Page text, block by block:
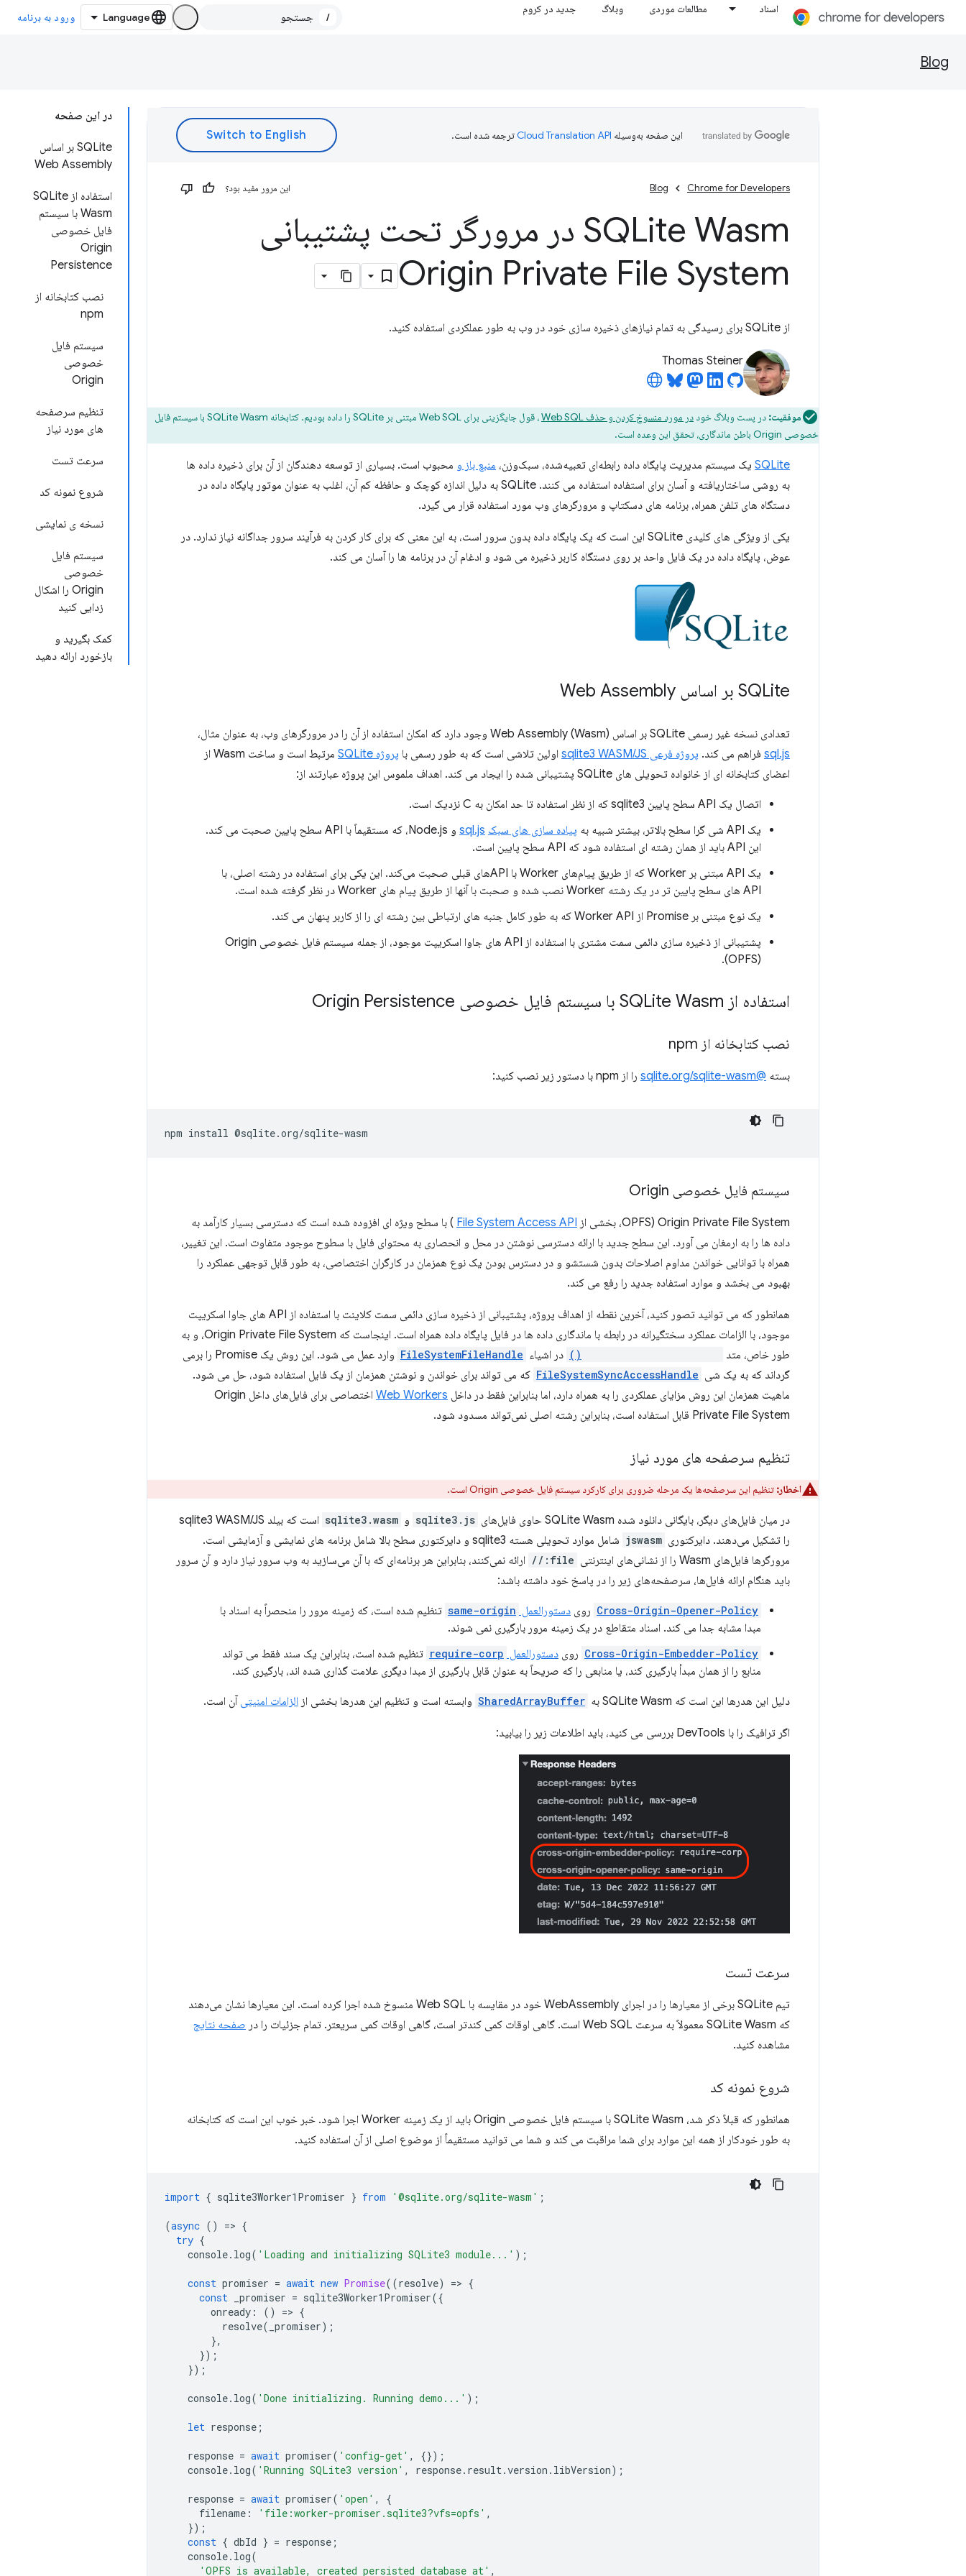
اسناد مطالعات موردی وبلاگ جدید در کروم
/ ورود به برنامه
Blog
در این صفحه
SQLite بر اساس
Web Assembly
استفاده از SQLite
Wasm با سیستم
فایل خصوصی
Origin
Persistence
نصب کتابخانه از
npm
سیستم فایل
خصوصی
Origin
تنظیم سرصفحه
های مورد نیاز
سرعت تست
شروع نمونه کد
نسخه ی نمایشی
سیستم فایل
خصوصی
Origin را اشکال
زدایی کنید
کمک بگیرید و
بازخورد ارائه دهید
این صفحه به‌وسیله ترجمه شده است.
Chrome for Developers
Blog این مرور مفید بود؟
SQLite Wasm در مرورگر تحت پشتیبانی
Origin Private File System
از SQLite برای رسیدگی به تمام نیازهای ذخیره سازی خود در وب به طور عملکردی استفاده کنید.
Thomas Steiner
موفقیت: در پست وبلاگ خود در مورد منسوخ کردن و حذف Web SQL
، قول جایگزینی برای Web SQL مبتنی بر SQLite را داده بودیم. کتابخانه SQLite Wasm با سیستم فایل
خصوصی Origin باطن ماندگاری، تحقق این وعده است.
SQLite یک سیستم مدیریت پایگاه داده رابطه‌ای تعبیه‌شده، سبک‌وزن، منبع باز و محبوب است. بسیاری از توسعه دهندگان از آن برای ذخیره داده ها
به روشی ساختاریافته و آسان برای استفاده استفاده می کنند. SQLite به دلیل اندازه کوچک و حافظه کم آن، اغلب به عنوان موتور پایگاه داده در
دستگاه های تلفن همراه، برنامه های دسکتاپ و مرورگرهای وب مورد استفاده قرار می گیرد.
یکی از ویژگی های کلیدی SQLite این است که یک پایگاه داده بدون سرور است، به این معنی که برای کار کردن به فرآیند سرور جداگانه نیاز ندارد. در
عوض، پایگاه داده در یک فایل واحد بر روی دستگاه کاربر ذخیره می شود و ادغام آن در برنامه ها را آسان می کند.
SQLite بر اساس Web Assembly
تعدادی نسخه غیر رسمی SQLite بر اساس Web Assembly (Wasm) وجود دارد که امکان استفاده از آن را در مرورگرهای وب، به عنوان مثال،
sql.js فراهم می کند. پروژه فرعی sqlite3 WASM/JS اولین تلاشی است که به طور رسمی با پروژه SQLite
مرتبط است و ساخت Wasm از
اعضای کتابخانه ای از خانواده تحویلی های SQLite پشتیبانی شده را ایجاد می کند. اهداف ملموس این پروژه عبارتند از:
اتصال یک API سطح پایین sqlite3 که از نظر استفاده تا حد امکان به C نزدیک است.
یک API شی گرا سطح بالاتر، بیشتر شبیه به
پیاده سازی های سبک sql.js
و Node.js، که مستقیماً با API سطح پایین صحبت می کند.
این API باید از همان رشته ای استفاده شود که API سطح پایین است.
یک API مبتنی بر Worker که از طریق پیام‌های Worker با APIهای قبلی صحبت می‌کند. این یکی برای استفاده در رشته اصلی، با
API های سطح پایین تر در یک رشته Worker نصب شده و صحبت با آنها از طریق پیام های Worker در نظر گرفته شده است.
یک نوع مبتنی بر Promise از Worker API که به طور کامل جنبه های ارتباطی بین رشته ای را از کاربر پنهان می کند.
پشتیبانی از ذخیره سازی دائمی سمت مشتری با استفاده از API های جاوا اسکریپت موجود، از جمله سیستم فایل خصوصی Origin
(OPFS).
استفاده از SQLite Wasm با سیستم فایل خصوصی Origin Persistence
نصب کتابخانه از npm
بسته @sqlite.org/sqlite-wasm را از npm با دستور زیر نصب کنید:
npm install
سیستم فایل خصوصی Origin
Origin Private File System (OPFS، بخشی از File System Access API ) با سطح ویژه ای افزوده شده است که دسترسی بسیار کارآمد به
داده ها را به ارمغان می آورد. این سطح جدید با ارائه دسترسی نوشتن در محل و انحصاری به محتوای فایل با سطوح موجود متفاوت است. این تغییر،
همراه با توانایی خواندن مداوم اصلاحات بدون شستشو و در دسترس بودن یک نوع همزمان در کارگران اختصاصی، به طور قابل توجهی عملکرد را
بهبود می بخشد و موارد استفاده جدید را رفع می کند.
همانطور که می توانید تصور کنید، آخرین نقطه از اهداف پروژه، پشتیبانی از ذخیره سازی دائمی سمت کلاینت با استفاده از API های جاوا اسکریپت
موجود، با الزامات عملکرد سختگیرانه در رابطه با ماندگاری داده ها در فایل پایگاه داده همراه است. اینجاست که Origin Private File System، و به
طور خاص، متد
در اشیاء FileSystemFileHandle
وارد عمل می شود. این روش یک Promise را برمی
گرداند که به یک شی FileSystemSyncAccessHandle که می تواند برای خواندن و نوشتن همزمان از یک فایل استفاده شود، حل می شود.
ماهیت همزمان این روش مزایای عملکردی را به همراه دارد، اما بنابراین فقط در داخل Web Workers
اختصاصی برای فایل‌های داخل Origin
Private File System قابل استفاده است، بنابراین رشته اصلی نمی‌تواند مسدود شود.
تنظیم سرصفحه های مورد نیاز
اخطار: تنظیم این سرصفحه‌ها یک مرحله ضروری برای کارکرد سیستم فایل خصوصی Origin است.
در میان فایل‌های دیگر، بایگانی دانلود شده SQLite Wasm حاوی فایل‌های sqlite3.js و sqlite3.wasm
است که بیلد sqlite3 WASM/JS
را تشکیل می‌دهند. دایرکتوری jswasm
شامل موارد تحویلی هسته sqlite3 و دایرکتوری سطح بالا شامل برنامه های نمایشی و آزمایشی است.
مرورگرها فایل‌های Wasm را از نشانی‌های اینترنتی
file://
ارائه نمی‌کنند، بنابراین هر برنامه‌ای که با آن می‌سازید به وب سرور نیاز دارد و آن سرور
باید هنگام ارائه فایل‌ها، سرصفحه‌های زیر را در پاسخ خود داشته باشد:
Cross-Origin-Opener-Policy روی دستورالعمل same-origin تنظیم شده است، که زمینه مرور را منحصراً به اسناد با
مبدا مشابه جدا می کند. اسناد متقاطع در یک زمینه مرور بارگیری نمی شوند.
Cross-Origin-Embedder-Policy روی دستورالعمل require-corp تنظیم شده است، بنابراین یک سند فقط می تواند
منابع را از همان مبدأ بارگیری کند، یا منابعی را که صریحاً به عنوان قابل بارگیری از مبدا دیگری علامت گذاری شده اند، بارگیری کند.
دلیل این هدرها این است که SQLite Wasm به SharedArrayBuffer وابسته است و تنظیم این هدرها بخشی از الزامات امنیتی آن است.
اگر ترافیک را با DevTools بررسی می کنید، باید اطلاعات زیر را بیابید:
سرعت تست
تیم SQLite برخی از معیارها را در اجرای WebAssembly خود در مقایسه با Web SQL منسوخ شده اجرا کرده است. این معیارها نشان می‌دهند
که SQLite Wasm معمولاً به سرعت Web SQL است. گاهی اوقات کمی کندتر است، گاهی اوقات کمی سریعتر. تمام جزئیات را در
صفحه نتایج
مشاهده کنید.
شروع نمونه کد
همانطور که قبلاً ذکر شد، SQLite Wasm با سیستم فایل خصوصی Origin باید از یک زمینه Worker اجرا شود. خبر خوب این است که کتابخانه
به طور خودکار از همه این موارد برای شما مراقبت می کند و شما می توانید مستقیماً از موضوع اصلی از آن استفاده کنید.
import { sqlite3Worker1Promiser } from '@sqlite.org/sqlite-wasm' ;
(async () => {
try {
console. log( 'Loading and initializing SQLite3 module...' );
const promiser = await new Promise((resolve) => {
const
_promiser = sqlite3Worker1Promiser({
onready : () => {
resolve( _promiser);
},
});
});
console. log( 'Done initializing. Running demo...' );
let response ;
response = await promiser( 'config-get' ,
{});
console. log( 'Running SQLite3 version' , response. result.version . libVersion);
response = await promiser( 'open' ,
{
filename : 'file:worker-promiser.sqlite3?vfs=opfs' ,
});
const { dbId } = response ;
console. log(
'OPFS is available, created persisted database at' ,